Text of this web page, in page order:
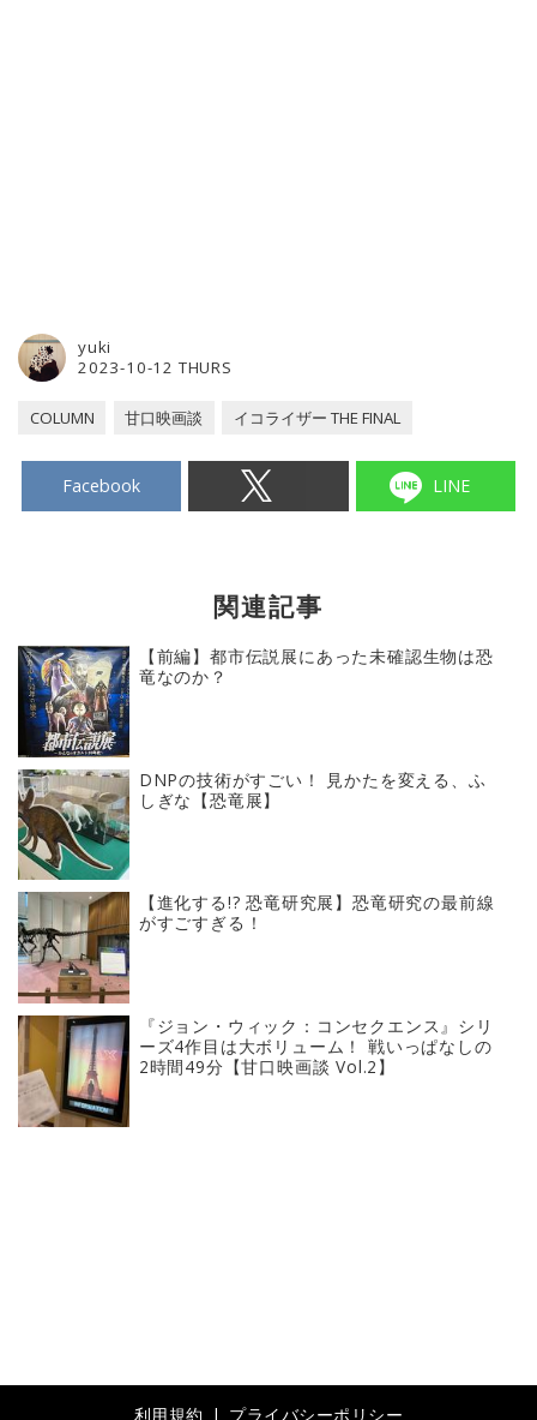
2023-10-12 THURS
yuki
COLUMN 甘口映画談 イコライザー THE FINAL
Facebook LINE
関連記事
【前編】都市伝説展にあった未確認生物は恐
竜なのか？
DNPの技術がすごい！ 見かたを変える、ふ
しぎな【恐竜展】
【進化する!? 恐竜研究展】恐竜研究の最前線
がすごすぎる！
『ジョン・ウィック：コンセクエンス』シリ
ーズ4作目は大ボリューム！ 戦いっぱなしの
2時間49分【甘口映画談 Vol.2】
利用規約 プライバシーポリシー